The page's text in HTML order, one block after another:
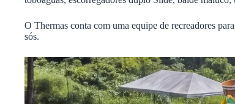
O Thermas conta com uma equipe de recreadores
sós.